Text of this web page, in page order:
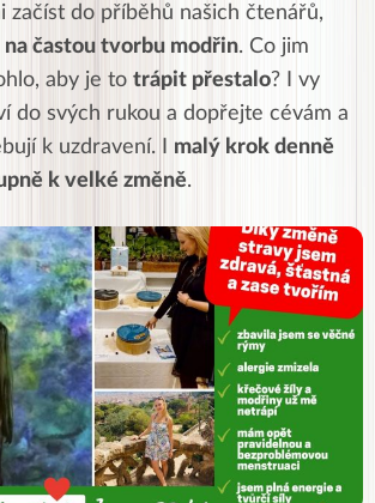
začíst do příběhů našich čtenářů,
častou tvorbu modřin. Co jim
aby je to trápit přestalo? I vy
do svých rukou a dopřejte cévám a
k uzdravení. I malý krok denně
k velké změně.